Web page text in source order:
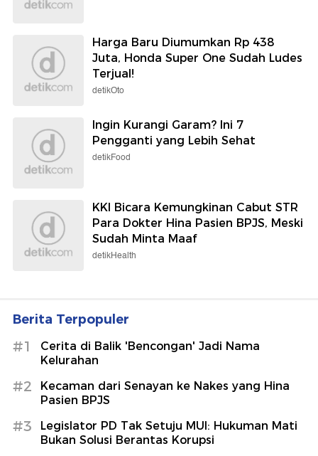
Harga Baru Diumumkan Rp 438
Juta, Honda Super One Sudah Ludes
Terjual!
detikOto
Ingin Kurangi Garam? Ini 7
Pengganti yang Lebih Sehat
detikFood
KKI Bicara Kemungkinan Cabut STR
Para Dokter Hina Pasien BPJS, Meski
Sudah Minta Maaf
detikHealth
Berita Terpopuler
#1
Cerita di Balik 'Bencongan' Jadi Nama
Kelurahan
#2
Kecaman dari Senayan ke Nakes yang Hina
Pasien BPJS
#3
Legislator PD Tak Setuju MUI: Hukuman Mati
Bukan Solusi Berantas Korupsi